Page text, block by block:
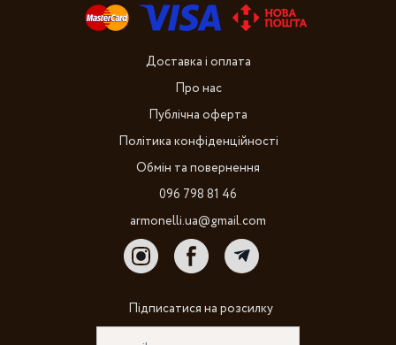
Доставка і оплата
Про нас
Публічна оферта
Політика конфіденційності
Обмін та повернення
096 798 81 46
armonelli.ua@gmail.com
Підписатися на розсилку